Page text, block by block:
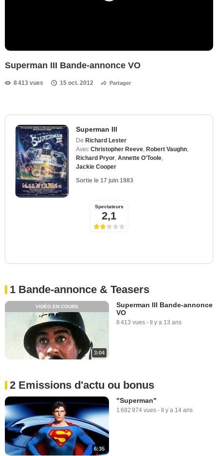
Superman III Bande-annonce VO
8 413 vues 15 oct. 2012 Partager
Superman III
De Richard Lester
Avec Christopher Reeve Robert Vaughn
Richard Pryor Annette O'Toole
Jackie Cooper
Sortie le 17 juin 1983
Spectateurs
2,1
1 Bande-annonce & Teasers
3:04
VIDÉO EN COURS
Superman III Bande-annonce
VO
8 413 vues - Il y a 13 ans
2 Emissions d'actu ou bonus
6:35
"Superman"
1 682 974 vues - Il y a 14 ans